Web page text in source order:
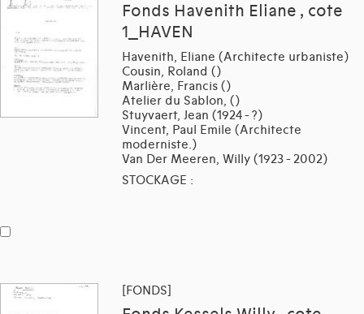
Fonds Havenith Eliane , cote
1_HAVEN
Havenith, Eliane (Architecte urbaniste)
Cousin, Roland ()
Marlière, Francis ()
Atelier du Sablon, ()
Stuyvaert, Jean (1924 - ?)
Vincent, Paul Emile (Architecte
moderniste.)
Van Der Meeren, Willy (1923 - 2002)
STOCKAGE :
[FONDS]